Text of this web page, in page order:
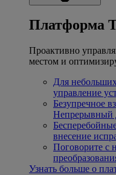
Платформа
Проактивно
местом и
Для
управление
Безупречное
Непрерывный
внесение
Поговорите с
Узнать больше о